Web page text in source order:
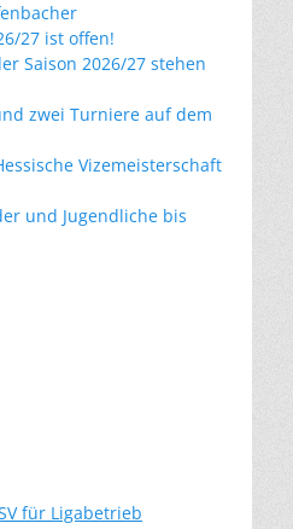
27 ist offen!
Saison 2026/27 stehen
zwei Turniere auf dem
Vizemeisterschaft
und Jugendliche bis
für Ligabetrieb